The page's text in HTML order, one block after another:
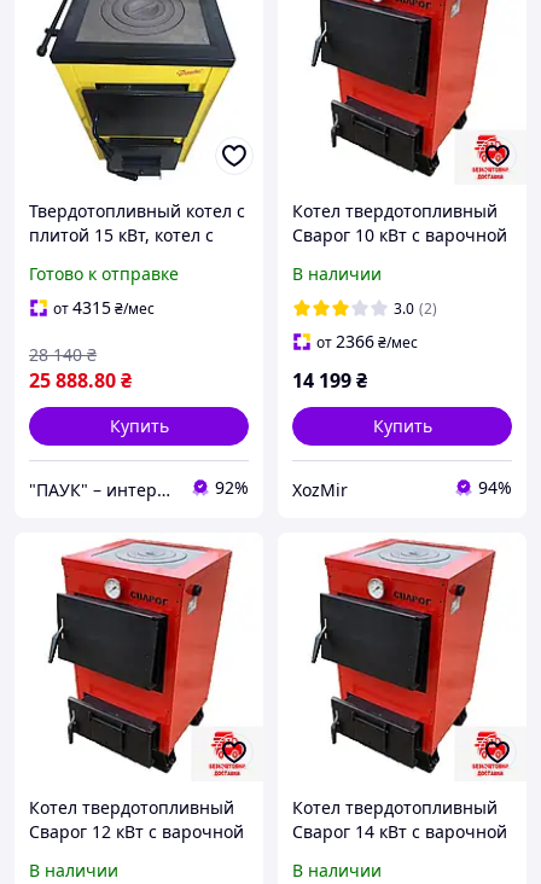
Твердотопливный котел с
плитой 15 кВт, котел с
АКТВ, стальной котел с
чугунной плитой для
Готово к отправке
от4315₴/мес
25 888.80₴
28 140 ₴
Купить
"ПАУК" – интернет-магазин торгового, складского, отопительного оборудования. 92%
Котел твердотопливный
Сварог 10 кВт с варочной
В наличии
3.0 (2)
от2366₴/мес
14 199₴
Купить
ХоzMir 94%
Котел твердотопливный
Сварог 12 кВт с варочной
В наличии
Котел твердотопливный
Сварог 14 кВт с варочной
В наличии